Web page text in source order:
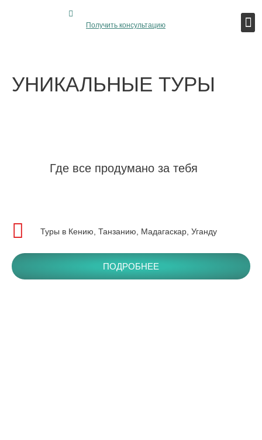
Получить консультацию
УНИКАЛЬНЫЕ ТУРЫ
Где все продумано за тебя
Туры в Кению, Танзанию, Мадагаскар, Уганду
ПОДРОБНЕЕ